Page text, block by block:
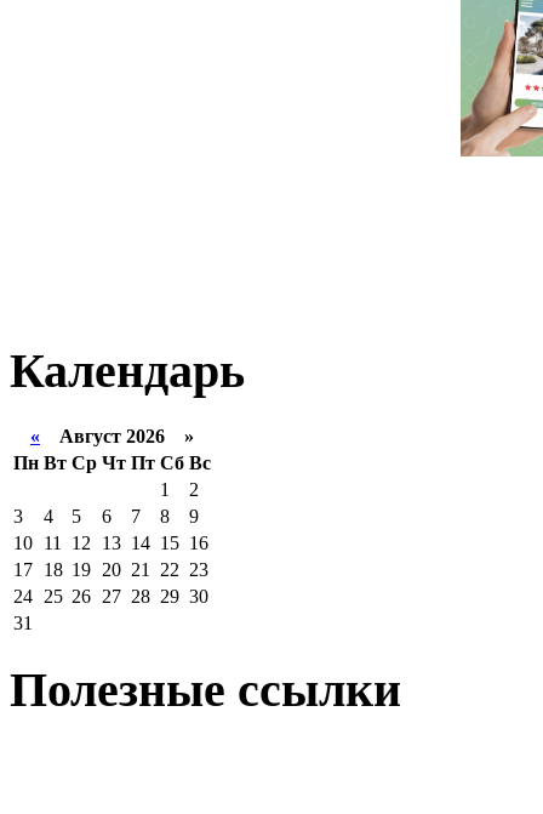
Календарь
« Август 2026 »
Пн Вт Ср Чт Пт Сб Вс
1
2
3
4 5 6 7 8
9
10 11 12 13 14 15 16
17 18 19 20 21 22 23
24 25 26 27 28 29 30
31
Полезные ссылки